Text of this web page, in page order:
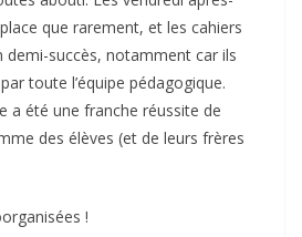
que rarement, et les cahiers
demi-succès, notamment car ils
toute l’équipe pédagogique.
a été une franche réussite de
des élèves (et de leurs frères
!